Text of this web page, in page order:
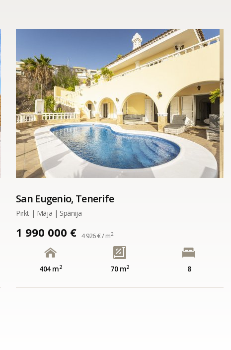
San Eugenio, Tenerife
Pirkt | Māja | Spānija
1 990 000 € 4 926 € / m2
404 m2 70 m2 8